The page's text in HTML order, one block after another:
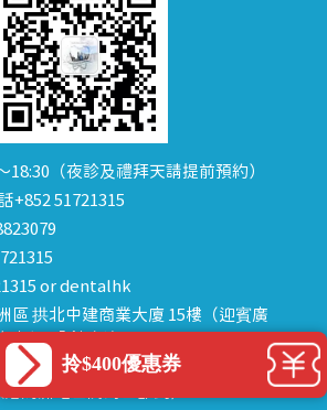
18:30（夜診及禮拜天請提前預約）
+852 51721315
or dentalhk
區 拱北中建商業大廈 15樓（迎賓廣
步行8分鐘直達
田區福田口岸正對面，海悅華城
馬洲站出關對面即到）
拎$400優惠券